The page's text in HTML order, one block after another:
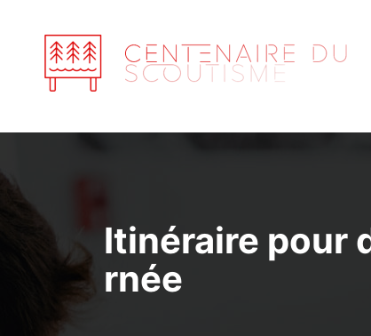
contenu
Itinéraire pour
rnée